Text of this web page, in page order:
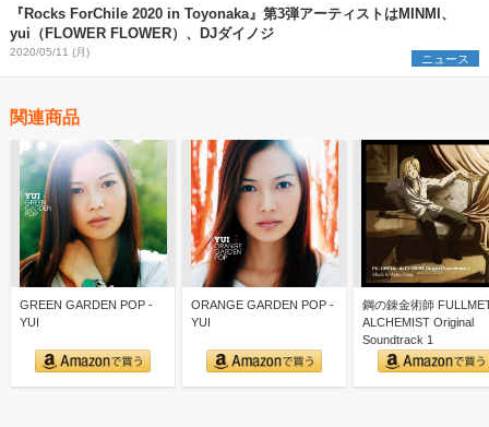
『Rocks ForChile 2020 in Toyonaka』第3弾アーティストはMINMI、
yui（FLOWER FLOWER）、DJダイノジ
2020/05/11 (月) ニュース
関連商品
GREEN GARDEN POP -
YUI
ORANGE GARDEN POP -
YUI
鋼の錬金術師
ALCHEMIST Original
Soundtrack 1